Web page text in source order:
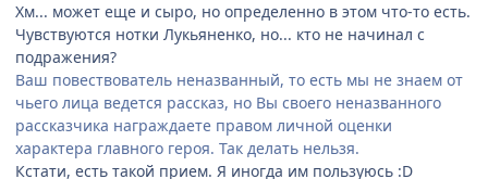
Хм... может еще и сыро, но определенно в этом что-то есть.
Чувствуются нотки Лукьяненко, но... кто не начинал с
подражения?
Ваш повествователь неназванный, то есть мы не знаем от
чьего лица ведется рассказ, но Вы своего неназванного
рассказчика награждаете правом личной оценки
характера главного героя. Так делать нельзя.
Кстати, есть такой прием. Я иногда им пользуюсь :D